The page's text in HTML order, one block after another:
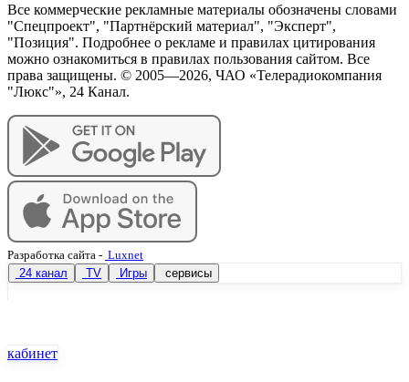
Все коммерческие рекламные материалы обозначены словами
"Спецпроект", "Партнёрский материал", "Эксперт",
"Позиция". Подробнее о рекламе и правилах цитирования
можно ознакомиться в правилах пользования сайтом. Все
права защищены. © 2005—2026, ЧАО «Телерадиокомпания
"Люкс"», 24 Канал.
Разработка сайта - Luxnet
24 канал
TV Игры сервисы
кабинет